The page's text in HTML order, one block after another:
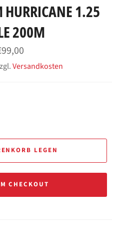
HURRICANE 1.25
200M
Versandkosten
LEGEN
CHECKOUT